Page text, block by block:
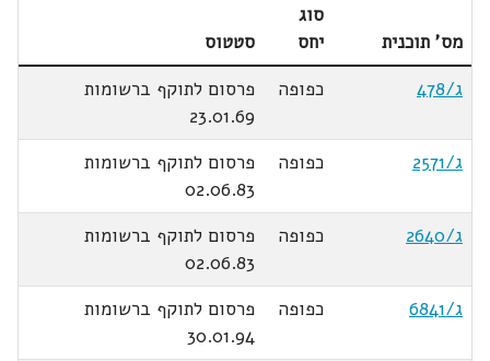
מס' תוכנית
סוג
יחס
סטטוס
ג/478
כפופה
פרסום לתוקף ברשומות
23.01.69
ג/2571
כפופה
פרסום לתוקף ברשומות
02.06.83
ג/2640
כפופה
פרסום לתוקף ברשומות
02.06.83
ג/6841
כפופה
פרסום לתוקף ברשומות
30.01.94